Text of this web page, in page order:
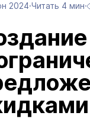
2024·Читать 4 мин·